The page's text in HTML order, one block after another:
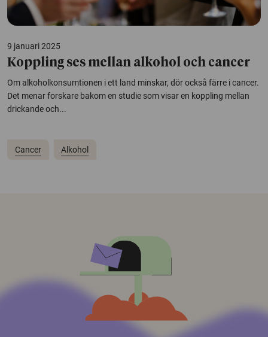
9 januari 2025
Koppling ses mellan alkohol och cancer
Om alkoholkonsumtionen i ett land minskar, dör också färre i cancer.
Det menar forskare bakom en studie som visar en koppling mellan
drickande och...
Cancer Alkohol